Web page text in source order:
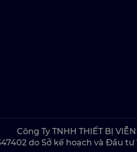
Công Ty TNHH THIẾT BỊ
do Sở kế hoạch và Đầu